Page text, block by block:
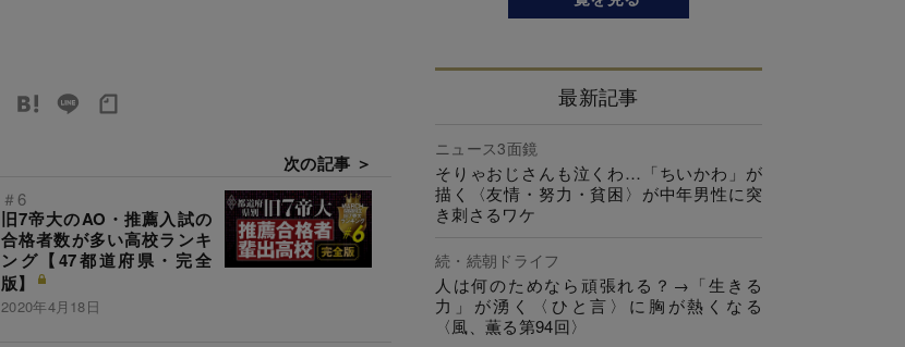
次の記事 ＞
＃6
旧7帝大のAO・推薦入試の
合格者数が多い高校ランキ
ング【47都道府県・完全
版】
2020年4月18日
最新記事
ニュース3面鏡
そりゃおじさんも泣くわ…「ちいかわ」が
描く〈友情・努力・貧困〉が中年男性に突
き刺さるワケ
続・続朝ドライフ
人は何のためなら頑張れる？→「生きる
力」が湧く〈ひと言〉に胸が熱くなる
〈風、薫る第94回〉